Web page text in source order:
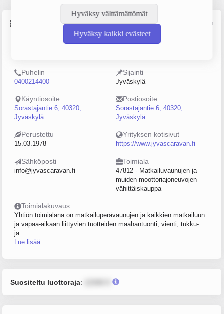
Hyväksy välttämättömät
Hyväksy kaikki evästeet
Perustiedot Lähde: YTJ, PRH, Traficom
Henkilöstömäärä
Puhelin
0400214400
Sijainti
Jyväskylä
Käyntiosoite
Sorastajantie 6, 40320,
Jyväskylä
Postiosoite
Sorastajantie 6, 40320,
Jyväskylä
Perustettu
15.03.1978
Yrityksen kotisivut
https://www.jyvascaravan.fi
Sähköposti
info@jyvascaravan.fi
Toimiala
47812 - Matkailuvaunujen ja
muiden moottoriajoneuvojen
vähittäiskauppa
Toimialakuvaus
Yhtiön toimialana on matkailuperävaunujen ja kaikkien matkailuun
ja vapaa-aikaan liittyvien tuotteiden maahantuonti, vienti, tukku-
ja...
Lue lisää
Suositeltu luottoraja: